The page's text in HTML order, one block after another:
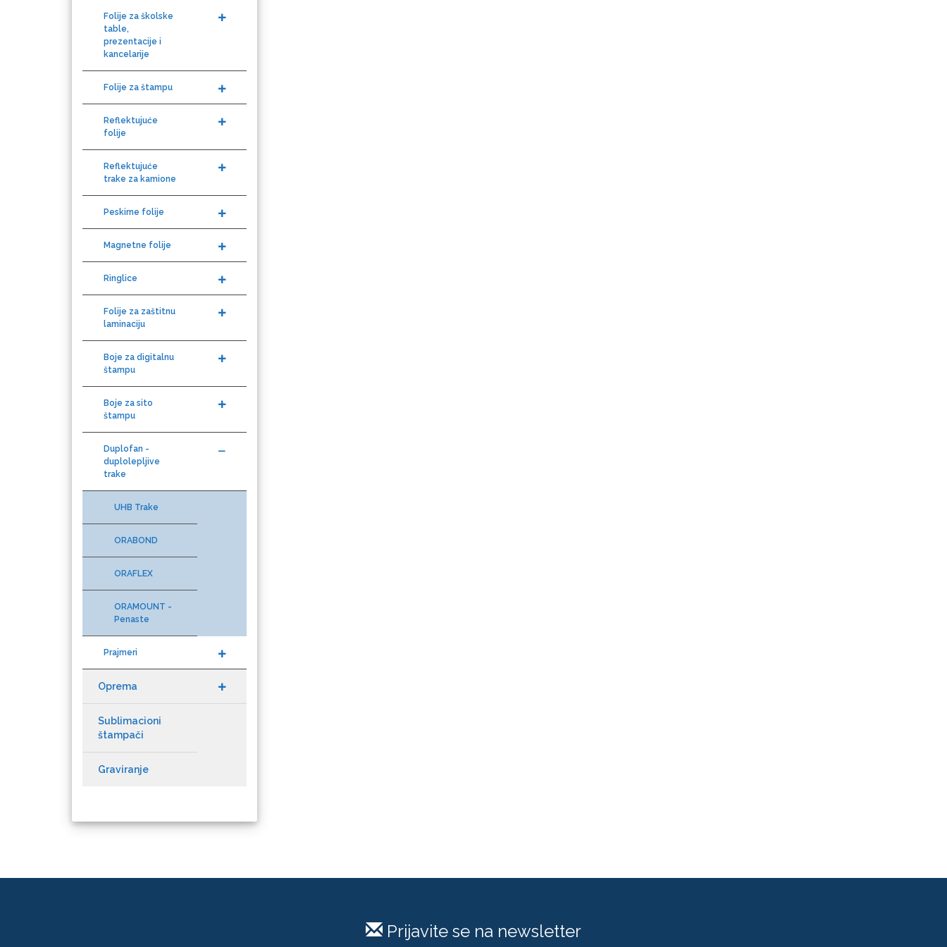
Gravotech
Guandong
Microtec
Folije za školske
table,
prezentacije i
kancelarije
Folije za štampu
Reflektujuće
folije
Reflektujuće
trake za kamione
Peskirne folije
Magnetne folije
Ringlice
Folije za zaštitnu
laminaciju
Boje za digitalnu
štampu
Boje za sito
štampu
Duplofan -
duplolepljive
trake
UHB Trake
ORABOND
ORAFLEX
ORAMOUNT -
Penaste
Prajmeri
Oprema
Sublimacioni
štampači
Graviranje
Prijavite se na newsletter